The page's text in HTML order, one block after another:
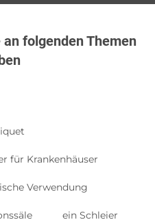
folgenden Themen
für Krankenhäuser
Verwendung
ein Schleier